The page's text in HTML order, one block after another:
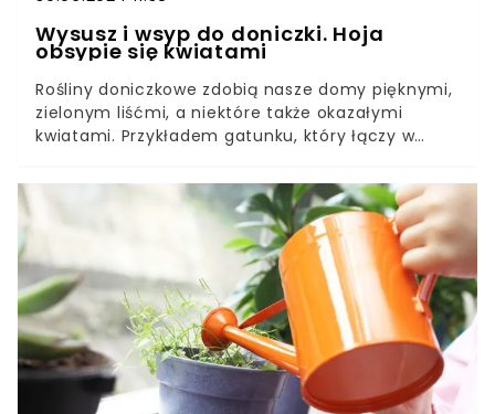
Wysusz i wsyp do doniczki. Hoja
obsypie się kwiatami
Rośliny doniczkowe zdobią nasze domy pięknymi,
zielonym liśćmi, a niektóre także okazałymi
kwiatami. Przykładem gatunku, który łączy w
które porastają ciemnozielone liście, to
egzotyczna ozdoba wnętrz. Jednak na uwagę
zasługują przede wszystkim niezwykłe
kwiatostany hoi. Co zrobić, żeby było ich więcej?
Mamy na to dobry patent.